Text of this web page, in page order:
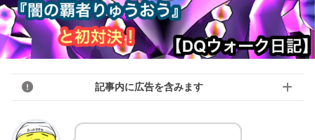
記事内に広告を含みます